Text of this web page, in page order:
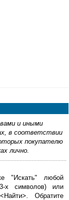
и иными
в соответствии
покупателю
лично.
"Искать" любой
х символов) или
Обратите